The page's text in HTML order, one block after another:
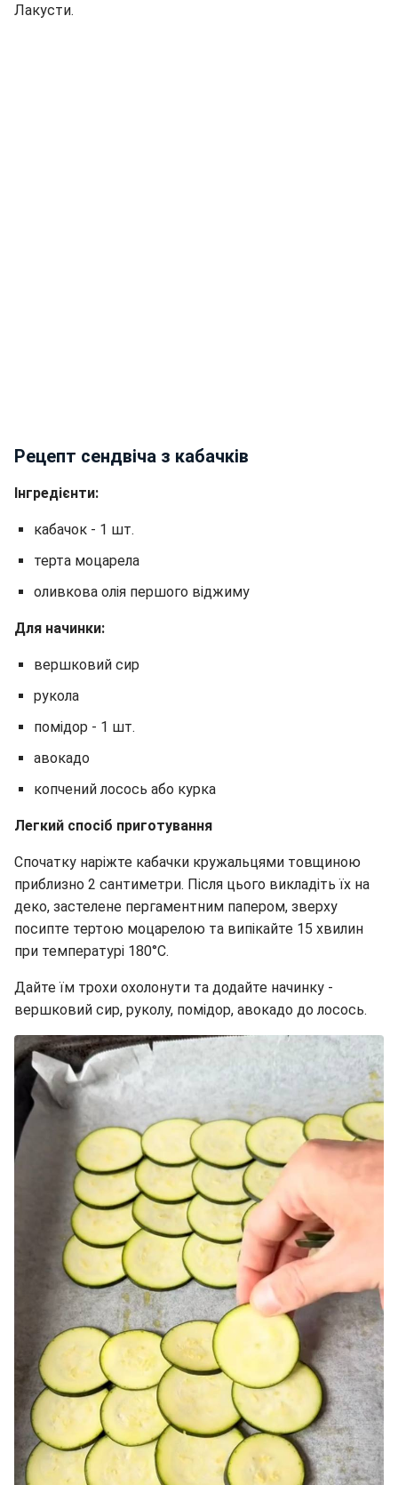
Лакусти.
Рецепт сендвіча з кабачків
Інгредієнти:
кабачок - 1 шт.
терта моцарела
оливкова олія першого віджиму
Для начинки:
вершковий сир
рукола
помідор - 1 шт.
авокадо
копчений лосось або курка
Легкий спосіб приготування
Спочатку наріжте кабачки кружальцями товщиною
приблизно 2 сантиметри. Після цього викладіть їх на
деко, застелене пергаментним папером, зверху
посипте тертою моцарелою та випікайте 15 хвилин
при температурі 180°C.
Дайте їм трохи охолонути та додайте начинку -
вершковий сир, руколу, помідор, авокадо до лосось.